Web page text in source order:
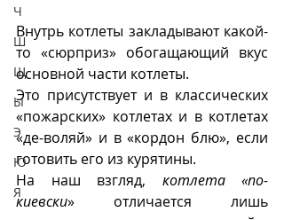
Ч
Ш
Щ
Ы
Э
Ю
Я
Внутрь котлеты закладывают какой-
то «сюрприз» обогащающий вкус
основной части котлеты.
Это присутствует и в классических
«пожарских» котлетах и в котлетах
«де-воляй» и в «кордон блю», если
готовить его из курятины.
На наш взгляд, котлета «по-
киевски» отличается лишь